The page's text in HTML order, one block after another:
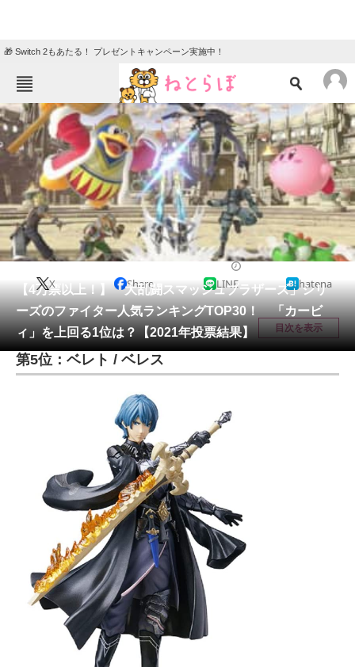
🎁 Switch 2もあたる！ プレゼントキャンペーン実施中！
ねとらぼメニュー
TOP ニュース
エンタメ クイズ
グルメ 地域
住まい 教育・育児
動物 リサーチ
会員記事
メディア
注目記事を集めた総合ページ
スマホと通信の最新トレンド
進化するPCとデバイスの未来
好きが集まる 比べて選べる
ビジネスと働き方のヒント
AI活用のいまが分かる
企業ITのトレンドを詳説
経営リーダーのコミュニティ
マーケ×ITの今がよく分かる
【4万票以上！】「大乱闘スマッシュブラザーズ」シリ
ーズのファイター人気ランキングTOP30！ 「カービ
ィ」を上回る1位は？【2021年投票結果】
X Share LINE hatena
目次を表示
第5位：ベレト / ベレス